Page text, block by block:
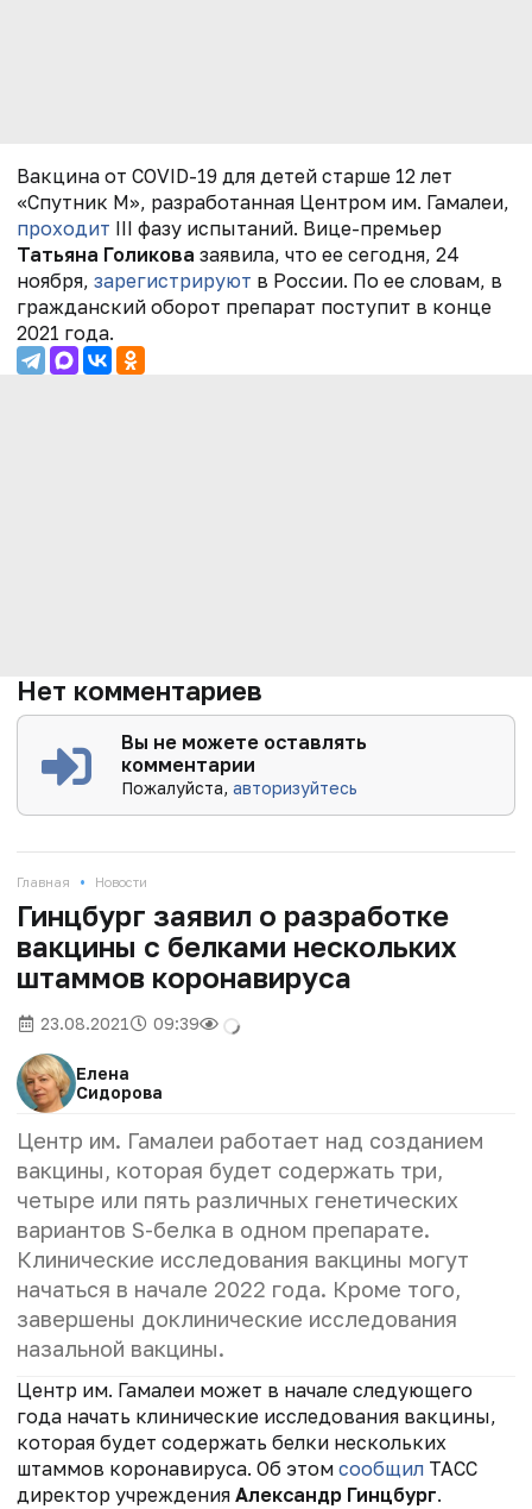
Вакцина от COVID-19 для детей старше 12 лет
«Спутник М», разработанная Центром им. Гамалеи,
проходит III фазу испытаний. Вице-премьер
Татьяна Голикова заявила, что ее сегодня, 24
ноября, зарегистрируют в России. По ее словам, в
гражданский оборот препарат поступит в конце
2021 года.
Нет комментариев
Вы не можете оставлять
комментарии
Пожалуйста,авторизуйтесь
Главная • Новости
Гинцбург заявил о разработке
вакцины с белками нескольких
штаммов коронавируса
23.08.2021 09:39
Елена
Сидорова
Центр им. Гамалеи работает над созданием
вакцины, которая будет содержать три,
четыре или пять различных генетических
вариантов S-белка в одном препарате.
Клинические исследования вакцины могут
начаться в начале 2022 года. Кроме того,
завершены доклинические исследования
назальной вакцины.
Центр им. Гамалеи может в начале следующего
года начать клинические исследования вакцины,
которая будет содержать белки нескольких
штаммов коронавируса. Об этом сообщил ТАСС
директор учреждения Александр Гинцбург.